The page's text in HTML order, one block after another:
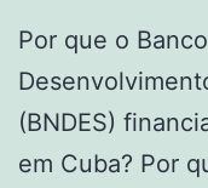
Por que o
(BNDES)
em Cuba? Por